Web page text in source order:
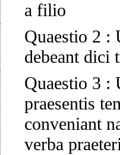
a filio
Quaestio 2 :
debeant dici
Quaestio 3 :
praesentis
conveniant
verba